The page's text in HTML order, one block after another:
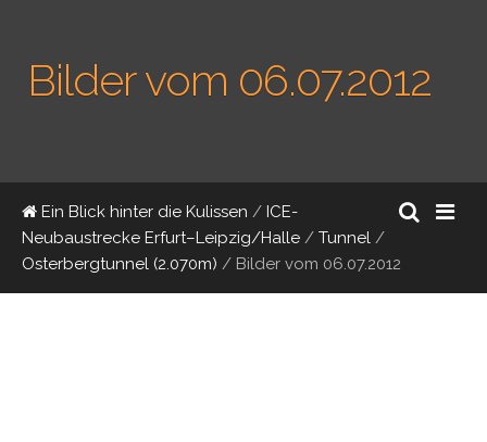
Bilder vom 06.07.2012
Ein Blick hinter die Kulissen / ICE-
Neubaustrecke Erfurt–Leipzig/Halle / Tunnel /
Osterbergtunnel (2.070m) / Bilder vom 06.07.2012